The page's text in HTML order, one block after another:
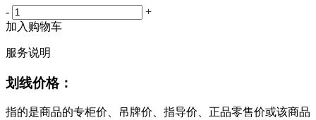
-
+
加入购物车
服务说明
划线价格：
指的是商品的专柜价、吊牌价、指导价、正品零售价或该商品